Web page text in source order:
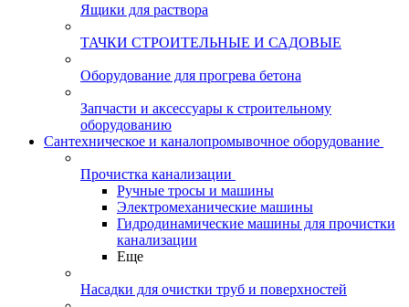
Ящики для раствора
ТАЧКИ СТРОИТЕЛЬНЫЕ И САДОВЫЕ
Оборудование для прогрева бетона
Запчасти и аксессуары к строительному
оборудованию
Сантехническое и каналопромывочное оборудование
Прочистка канализации
Ручные тросы и машины
Электромеханические машины
Гидродинамические машины для прочистки
канализации
Еще
Насадки для очистки труб и поверхностей